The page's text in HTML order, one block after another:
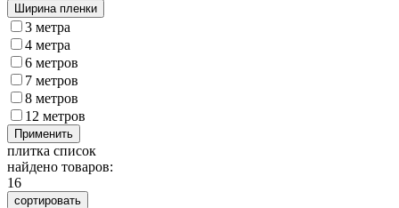
Ширина пленки
3 метра
4 метра
6 метров
7 метров
8 метров
12 метров
Применить
плитка список
найдено товаров:
16
сортировать